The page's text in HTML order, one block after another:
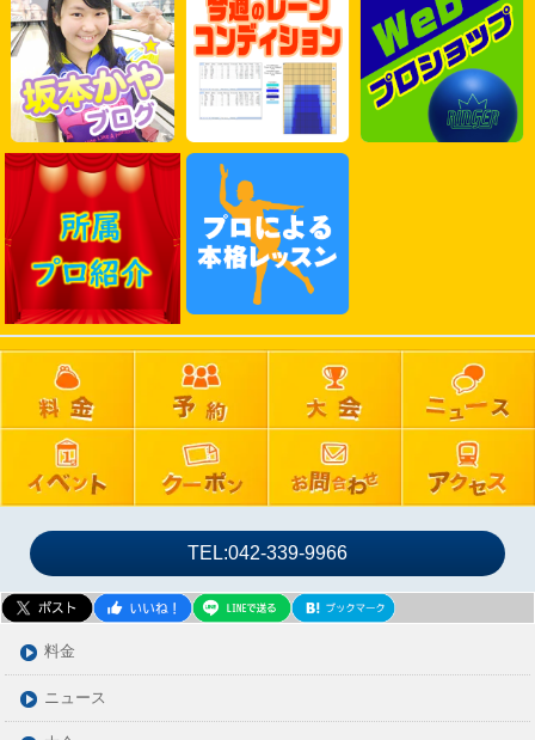
2025年06月
2025年05月
2025年04月
2025年03月
2025年02月
2025年01月
2024年12月
2024年11月
2024年10月
2024年09月
2024年08月
2024年07月
2024年06月
2024年05月
2024年04月
2024年03月
2024年02月
2024年01月
2023年12月
2023年11月
2023年10月
TEL:042-339-9966
料金
ニュース